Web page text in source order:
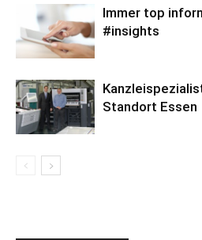
Immer top
#insights
Standort Essen